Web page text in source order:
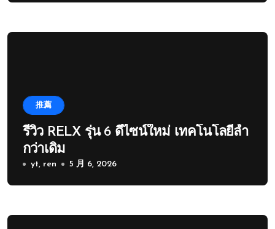
推薦
รีวิว RELX รุ่น 6 ดีไซน์ใหม่ เทคโนโลยีล้ำ
กว่าเดิม
yt, ren 5 月 6, 2026